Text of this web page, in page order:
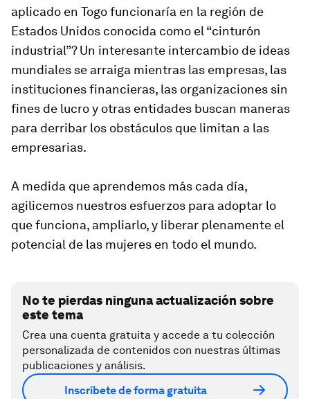
aplicado en Togo funcionaría en la región de
Estados Unidos conocida como el “cinturón
industrial”? Un interesante intercambio de ideas
mundiales se arraiga mientras las empresas, las
instituciones financieras, las organizaciones sin
fines de lucro y otras entidades buscan maneras
para derribar los obstáculos que limitan a las
empresarias.
A medida que aprendemos más cada día,
agilicemos nuestros esfuerzos para adoptar lo
que funciona, ampliarlo, y liberar plenamente el
potencial de las mujeres en todo el mundo.
No te pierdas ninguna actualización sobre
este tema
Crea una cuenta gratuita y accede a tu colección
personalizada de contenidos con nuestras últimas
publicaciones y análisis.
Inscríbete de forma gratuita